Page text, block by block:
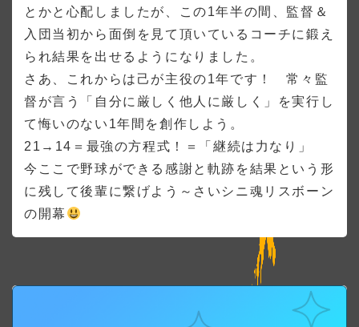
とかと心配しましたが、この1年半の間、監督＆
入団当初から面倒を見て頂いているコーチに鍛え
られ結果を出せるようになりました。
さあ、これからは己が主役の1年です！ 常々監
督が言う「自分に厳しく他人に厳しく」を実行し
て悔いのない1年間を創作しよう。
21→14＝最強の方程式！＝「継続は力なり」
今ここで野球ができる感謝と軌跡を結果という形
に残して後輩に繋げよう～さいシニ魂リスボーン
の開幕